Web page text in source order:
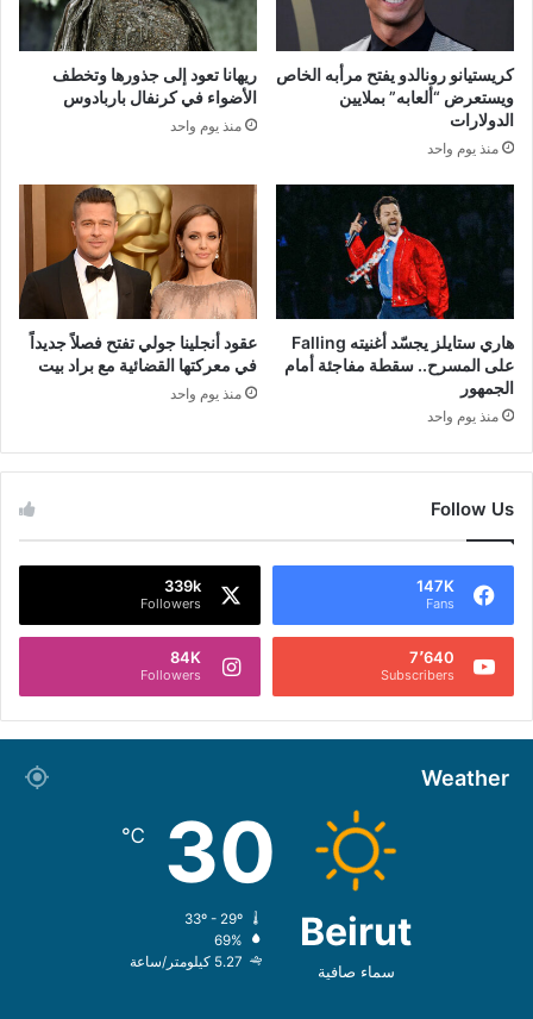
كريستيانو رونالدو يفتح مرأبه الخاص
ويستعرض “ألعابه” بملايين
الدولارات
منذ يوم واحد
ريهانا تعود إلى جذورها وتخطف
الأضواء في كرنفال باربادوس
منذ يوم واحد
هاري ستايلز يجسّد أغنيته Falling
على المسرح.. سقطة مفاجئة أمام
الجمهور
منذ يوم واحد
عقود أنجلينا جولي تفتح فصلاً جديداً
في معركتها القضائية مع براد بيت
منذ يوم واحد
Follow Us
147K
Fans
339k
Followers
7٬640
Subscribers
84K
Followers
Weather
Beirut
سماء صافية
30
℃
69%
5.27 كيلومتر/ساعة